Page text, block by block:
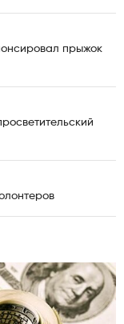
прыжок